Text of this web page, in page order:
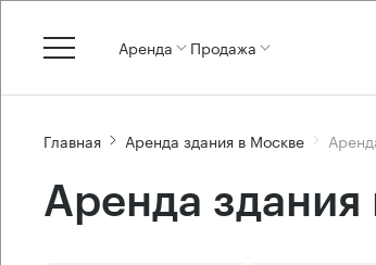
Аренда Продажа
Главная Аренда здания в Москве
Аренда